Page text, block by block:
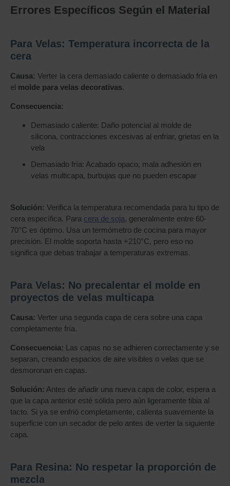
Errores Específicos Según el Material
Para Velas: Temperatura incorrecta de la
cera
Causa: Verter la cera demasiado caliente o demasiado fría en
el molde para velas decorativas.
Consecuencia:
Demasiado caliente: Daño potencial al molde de
silicona, contracciones excesivas al enfriar, grietas en la
vela
Demasiado fría: Acabado opaco, mala adhesión en
velas multicapa, burbujas que no pueden escapar
Solución: Verifica la temperatura recomendada para tu tipo de
cera específica. Para cera de soja, generalmente entre 60-
70°C es óptimo. Usa un termómetro de cocina para mayor
precisión. El molde soporta hasta +210°C, pero eso no
significa que debas trabajar a temperaturas extremas.
Para Velas: No precalentar el molde en
proyectos de velas multicapa
Causa: Verter una segunda capa de cera sobre una capa
completamente fría.
Consecuencia: Las capas no se adhieren correctamente y se
separan, creando espacios de aire visibles o velas que se
desmoronan en capas.
Solución: Antes de añadir una nueva capa de color, espera a
que la capa anterior esté sólida pero aún ligeramente tibia al
tacto. Si ya se enfrió completamente, calienta suavemente la
superficie con un secador de pelo antes de verter la siguiente
capa.
Para Resina: No respetar la proporción de
mezcla